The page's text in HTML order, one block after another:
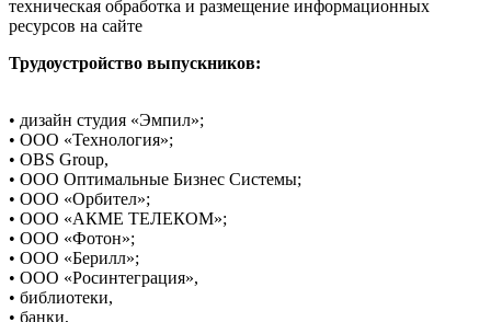
техническая обработка и размещение информационных
ресурсов на сайте
Трудоустройство выпускников:
• дизайн студия «Эмпил»;
• ООО «Технология»;
• OBS Group,
• ООО Оптимальные Бизнес Системы;
• ООО «Орбител»;
• ООО «АКМЕ ТЕЛЕКОМ»;
• ООО «Фотон»;
• ООО «Берилл»;
• ООО «Росинтеграция»,
• библиотеки,
• банки,